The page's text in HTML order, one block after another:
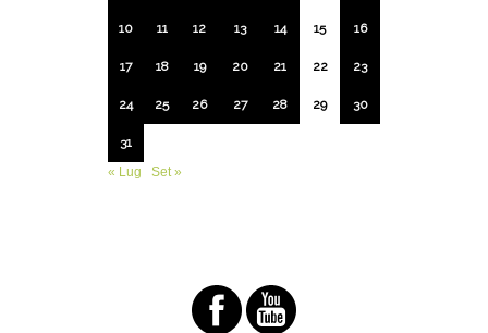
10 11 12 13 14 15 16
17 18 19 20 21 22 23
24 25 26 27 28 29 30
31
« Lug
Set »